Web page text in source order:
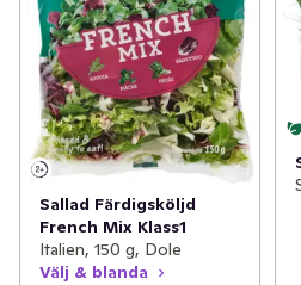
Sallad Färdigsköljd
French Mix Klass1
Italien, 150 g, Dole
Välj & blanda